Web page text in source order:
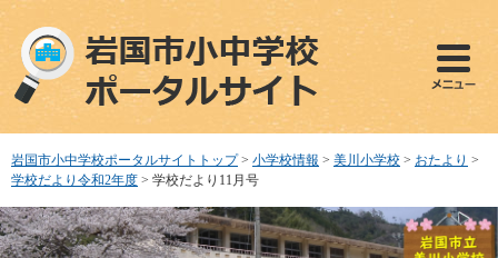
ペ
で
す
メ
ば
し
本
文
岩国市小中学校ポータルサイトトップ > 小学校情報 > 美川小学校 > おたより >
学校だより令和2年度 > 学校だより11月号